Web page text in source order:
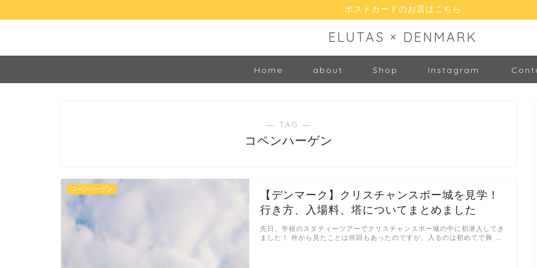
ポストカードのお店はこちら
ELUTAS × DENMARK
Home about Shop Instagram
― TAG ―
コペンハーゲン
コペンハーゲン
【デンマーク】クリスチャンスボー城を見学！
行き方、入場料、塔についてまとめました
先日、学校のスタティーツアーでクリスチャンスボー城の中に初潜入してき
ました！ 外から見たことは何回もあったのですが、入るのは初めてで興 …